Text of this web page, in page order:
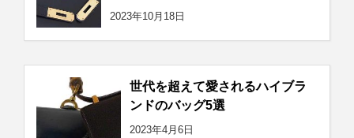
2023年10月18日
世代を超えて愛されるハイブラ
ンドのバッグ5選
2023年4月6日